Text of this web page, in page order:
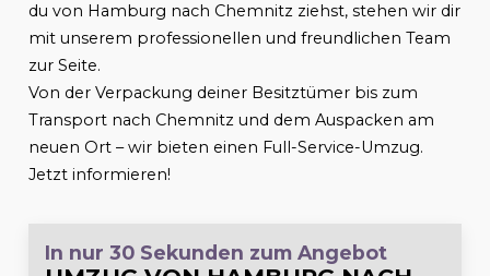
du von Hamburg nach Chemnitzziehst, stehen wir dir
mit unserem professionellen und freundlichen Team
zur Seite.
Von der Verpackung deiner Besitztümer bis zum
Transport nach Chemnitzund dem Auspacken am
neuen Ort – wir bieten einen Full-Service-Umzug.
Jetzt informieren!
In nur 30 Sekunden zum Angebot